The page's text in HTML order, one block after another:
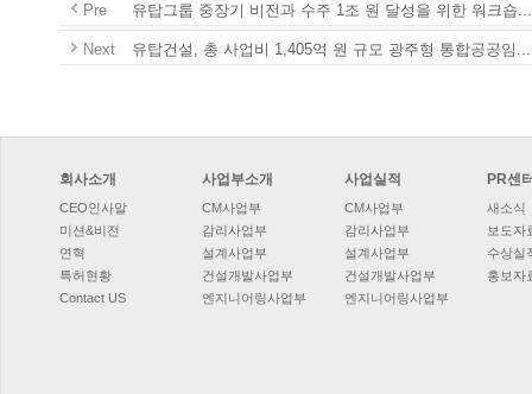
Pre 유탑그룹중장기비전과수주1조원달성을위한워크숍...
Next 유탑건설,총사업비1,405억원규모광주형통합공공임...
회사소개
CEO인사말
미션&비전
연혁
특허현황
ContactUS
사업부소개
CM사업부
감리사업부
설계사업부
건설개발사업부
엔지니어링사업부
사업실적
CM사업부
감리사업부
설계사업부
건설개발사업부
엔지니어링사업부
PR센
새소식
보도자
수상실
홍보자